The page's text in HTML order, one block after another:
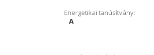
Energetikai tanúsítvány:
A